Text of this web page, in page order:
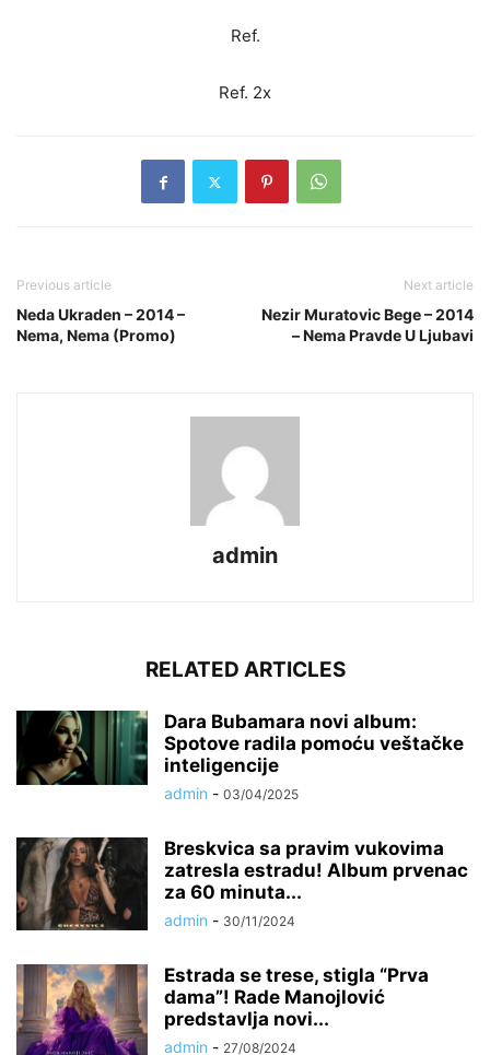
Ref.
Ref. 2x
Previous article
Neda Ukraden – 2014 –
Nema, Nema (Promo)
Next article
Nezir Muratovic Bege – 2014
– Nema Pravde U Ljubavi
admin
RELATED ARTICLES
Dara Bubamara novi album:
Spotove radila pomoću veštačke
inteligencije
admin - 03/04/2025
Breskvica sa pravim vukovima
zatresla estradu! Album prvenac
za 60 minuta...
admin - 30/11/2024
Estrada se trese, stigla “Prva
dama”! Rade Manojlović
predstavlja novi...
admin - 27/08/2024